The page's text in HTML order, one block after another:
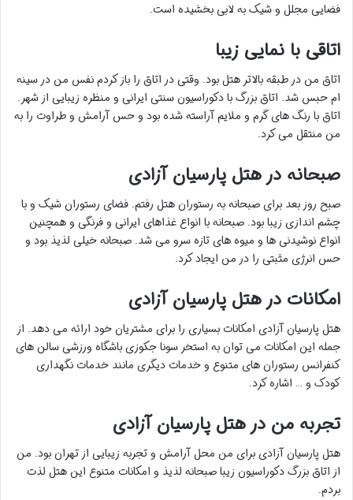
فضایی مجلل و شیک به لابی بخشیده است.
اتاقی با نمایی زیبا
اتاق من در طبقه بالاتر هتل بود. وقتی در اتاق را باز کردم نفس من در سینه
ام حبس شد. اتاق بزرگ با دکوراسیون سنتی ایرانی و منظره زیبایی از شهر.
اتاق با رنگ های گرم و ملایم آراسته شده بود و حس آرامش و طراوت را به
من منتقل می کرد.
صبحانه در هتل پارسیان آزادی
صبح روز بعد برای صبحانه به رستوران هتل رفتم. فضای رستوران شیک و با
چشم اندازی زیبا بود. صبحانه با انواع غذاهای ایرانی و فرنگی و همچنین
انواع نوشیدنی ها و میوه های تازه سرو می شد. صبحانه خیلی لذیذ بود و
حس انرژی مثبتی را در من ایجاد کرد.
امکانات در هتل پارسیان آزادی
هتل پارسیان آزادی امکانات بسیاری را برای مشتریان خود ارائه می دهد. از
جمله این امکانات می توان به استخر سونا جکوزی باشگاه ورزشی سالن های
کنفرانس رستوران های متنوع و خدمات دیگری مانند خدمات نگهداری
کودک و … اشاره کرد.
تجربه من در هتل پارسیان آزادی
هتل پارسیان آزادی برای من محل آرامش و تجربه زیبایی از تهران بود. من
از اتاق بزرگ دکوراسیون زیبا صبحانه لذیذ و امکانات متنوع این هتل لذت
بردم.